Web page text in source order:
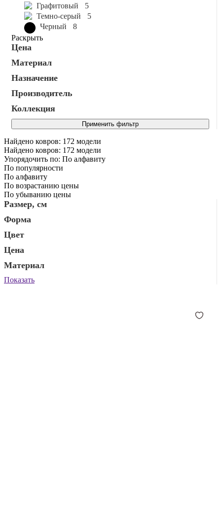
графитовый
5
темно-серый
5
черный
8
Раскрыть
Цена
Материал
Назначение
Производитель
Коллекция
Найдено ковров: 172 модели
Найдено ковров: 172 модели
Упорядочить по: По алфавиту
По популярности
По алфавиту
По возрастанию цены
По убыванию цены
Размер, см
Форма
Цвет
Цена
Материал
Показать